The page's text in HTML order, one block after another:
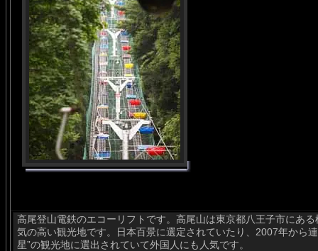
高尾登山電鉄のエコーリフトです。高尾山は東京都八王子市にあ
気の高い観光地です。日本百景に選定されていたり、2007年から
星”の観光地に選出されていて外国人にも人気です。